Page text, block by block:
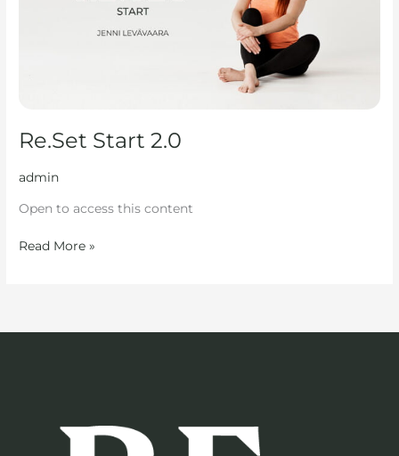
Re.Set Start 2.0
admin
Open to access this content
Read More »